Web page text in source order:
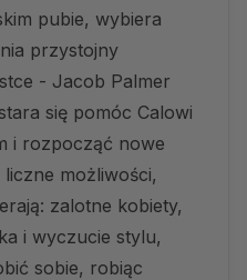
pubie, wybiera
przystojny
- Jacob Palmer
się pomóc Calowi
i rozpocząć nowe
możliwości,
zalotne kobiety,
i wyczucie stylu,
sobie, robiąc